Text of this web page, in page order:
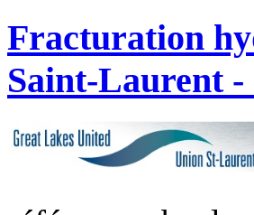
Fracturation
Saint-Laurent -